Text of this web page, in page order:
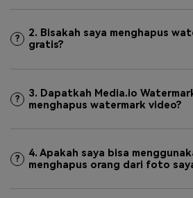
?
2. Bisakah saya menghapus
gratis?
?
3. Dapatkah Media.io
menghapus watermark video?
?
4. Apakah saya bisa
menghapus orang dari foto